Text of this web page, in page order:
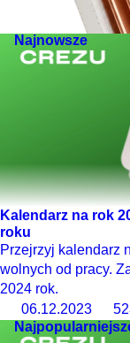
Najnowsze
Kalendarz na rok
roku
Przejrzyj kalendarz
wolnych od pracy.
2024 rok.
06.12.2023